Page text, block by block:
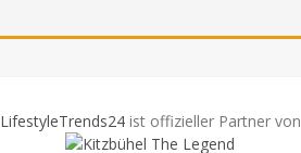
LifestyleTrends24ist offizieller Partner von